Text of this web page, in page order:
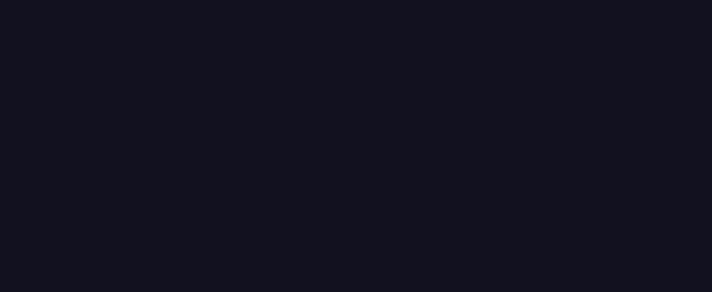
a la que corresponden.
Acepta dos